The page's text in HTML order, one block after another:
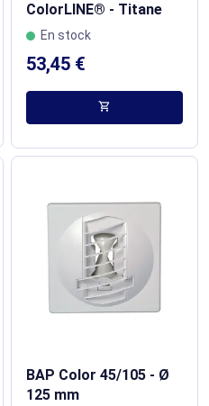
ColorLINE® - Titane
En stock
53,45 €
shopping_cart
BAP Color 45/105 - Ø
125 mm